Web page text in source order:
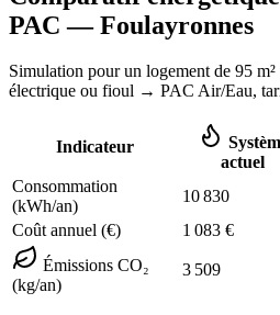
PAC —Foulayronnes
Simulation pour un logement de 95 m²
électrique ou fioul → PAC Air/Eau,
Indicateur
actuel
Consommation
(kWh/an)
10 830
Coût annuel (€)
1 083 €
Émissions CO₂
(kg/an)
3 509